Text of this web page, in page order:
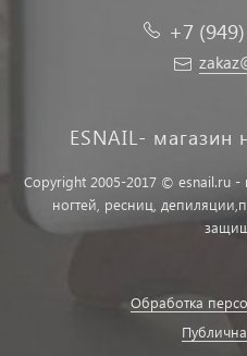
+7
ESNAIL- магазин
Copyright 2005-2017 © esnail.ru
ногтей, ресниц,
Обработка